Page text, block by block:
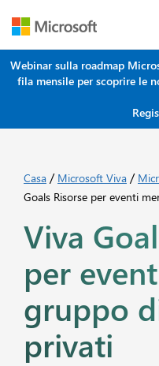
Webinar sulla roadmap
fila mensile per scoprire le
Casa / Microsoft Viva /
Goals Risorse per eventi
Viva
per
gruppo
privati